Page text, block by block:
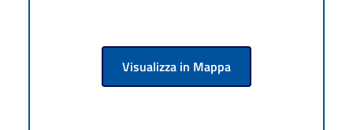
Visualizza in Mappa